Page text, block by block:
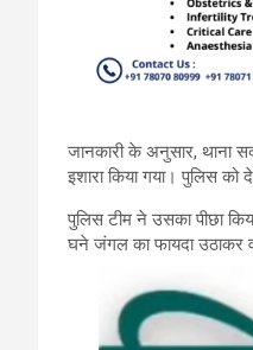
जानकारी के अनुसार, थाना
इशारा किया गया। पुलिस
पुलिस टीम ने उसका पीछा
घने जंगल का फायदा उठाकर